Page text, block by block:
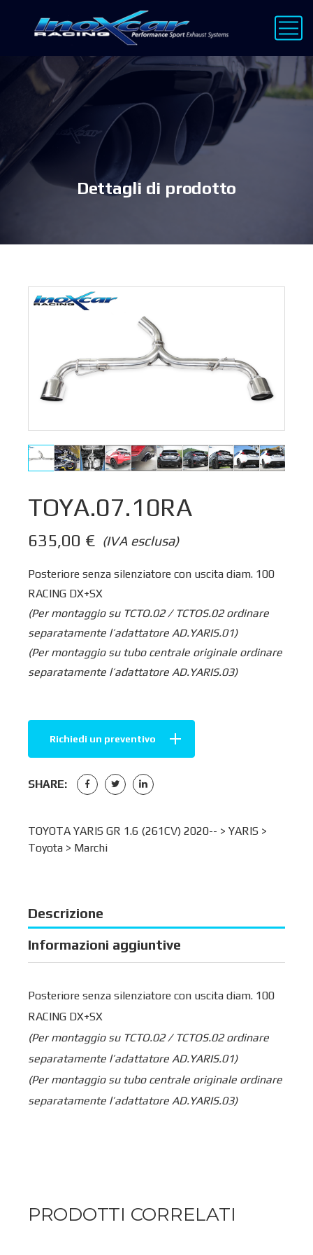
Dettagli di prodotto
TOYA.07.10RA
(IVA esclusa)
635,00 €
Posteriore senza silenziatore con uscita diam. 100
RACING DX+SX
(Per montaggio su TCTO.02 / TCTOS.02 ordinare
separatamente l’adattatore AD.YARIS.01)
(Per montaggio su tubo centrale originale ordinare
separatamente l’adattatore AD.YARIS.03)
Richiedi un preventivo
SHARE:
TOYOTA YARIS GR 1.6 (261CV) 2020-- > YARIS >
Toyota > Marchi
Descrizione
Informazioni aggiuntive
Posteriore senza silenziatore con uscita diam. 100
RACING DX+SX
(Per montaggio su TCTO.02 / TCTOS.02 ordinare
separatamente l’adattatore AD.YARIS.01)
(Per montaggio su tubo centrale originale ordinare
separatamente l’adattatore AD.YARIS.03)
PRODOTTI CORRELATI